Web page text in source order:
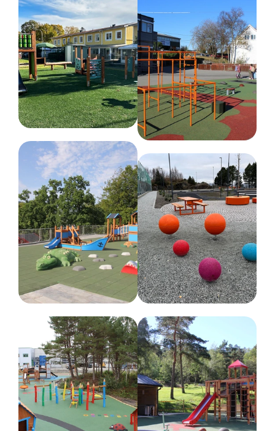
Trebehandling
Linfrøolje
Serie
Discovery
Produsert iht.
EN 1176
Godkjent alder
1+ år
Monteringstid
0.5 time(r) for 2 personer
Arealbehov
Lengde :346 cm
Bredde :332 cm
Krever fallunderlag
Nei
Fundament
W2W
Stål
Dimensjoner
Bredde :32 cm
Høyde :175 cm
Lengde :46 cm
Anbefalt alder
1-6 år
Farge
Forskjellige farger
Nettovekt
10 kg